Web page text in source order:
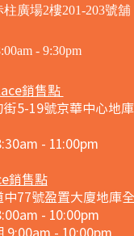
廣場2樓201-203號舖
- 9:30pm
銷售點
5-19號京華中心地
- 11:00pm
銷售點
77號盈置大廈地庫
- 10:00pm